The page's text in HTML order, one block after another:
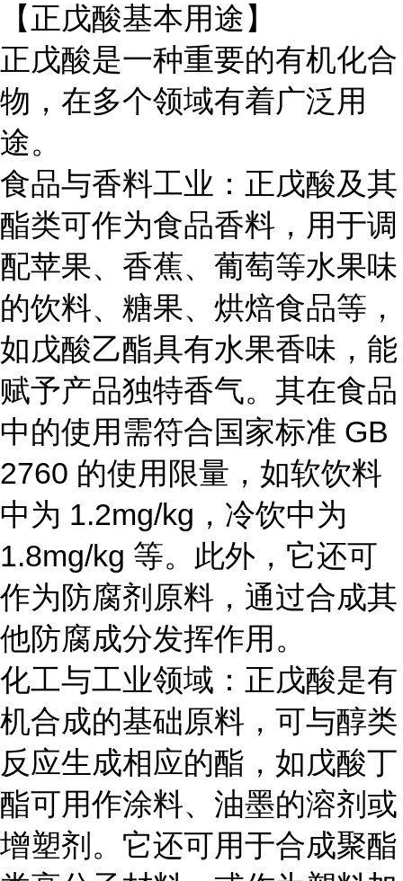
【正戊酸基本用途】
正戊酸是一种重要的有机化合
物，在多个领域有着广泛用
途。
食品与香料工业：正戊酸及其
酯类可作为食品香料，用于调
配苹果、香蕉、葡萄等水果味
的饮料、糖果、烘焙食品等，
如戊酸乙酯具有水果香味，能
赋予产品独特香气。其在食品
中的使用需符合国家标准 GB
2760 的使用限量，如软饮料
中为 1.2mg/kg，冷饮中为
1.8mg/kg 等。此外，它还可
作为防腐剂原料，通过合成其
他防腐成分发挥作用。
化工与工业领域：正戊酸是有
机合成的基础原料，可与醇类
反应生成相应的酯，如戊酸丁
酯可用作涂料、油墨的溶剂或
增塑剂。它还可用于合成聚酯